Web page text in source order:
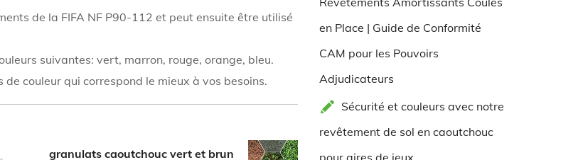
de la FIFA NF P90-112 et peut ensuite être utilisé
suivantes: vert, marron, rouge, orange, bleu.
couleur qui correspond le mieux à vos besoins.
granulats caoutchouc vert et brun
en Place | Guide de Conformité
CAM pour les Pouvoirs
Adjudicateurs
Sécurité et couleurs avec notre
revêtement de sol en caoutchouc
pour aires de jeux